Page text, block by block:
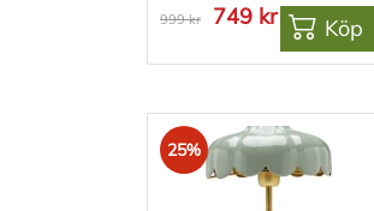
999 kr 749 kr Köp
25%